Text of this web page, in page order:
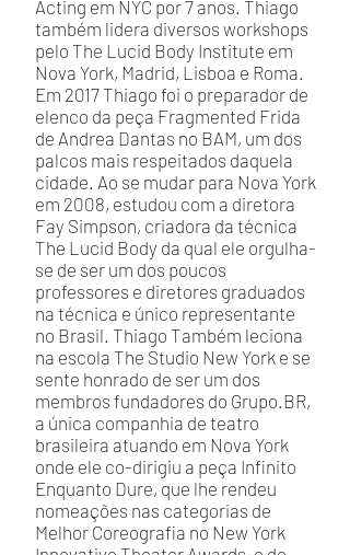
Acting em NYC por 7 anos. Thiago
também lidera diversos workshops
pelo The Lucid Body Institute em
Nova York, Madrid, Lisboa e Roma.
Em 2017 Thiago foi o preparador de
elenco da peça Fragmented Frida
de Andrea Dantas no BAM, um dos
palcos mais respeitados daquela
cidade. Ao se mudar para Nova York
em 2008, estudou com a diretora
Fay Simpson, criadora da técnica
The Lucid Body da qual ele orgulha-
se de ser um dos poucos
professores e diretores graduados
na técnica e único representante
no Brasil. Thiago Também leciona
na escola The Studio New York e se
sente honrado de ser um dos
membros fundadores do Grupo.BR,
a única companhia de teatro
brasileira atuando em Nova York
onde ele co-dirigiu a peça Infinito
Enquanto Dure, que lhe rendeu
nomeações nas categorias de
Melhor Coreografia no New York